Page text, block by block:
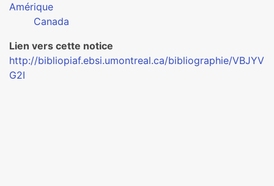
Amérique
Canada
Lien vers cette notice
http://bibliopiaf.ebsi.umontreal.ca/bibliographie/VBJYV
G2I